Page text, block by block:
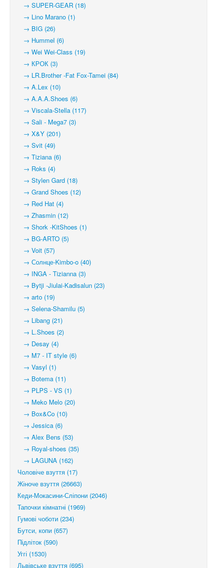
→ SUPER-GEAR (18)
→ Lino Marano (1)
→ BIG (26)
→ Hummel (6)
→ Wei Wei-Class (19)
→ КРОК (3)
→ LR.Brother -Fat Fox-Tamei (84)
→ A.Lex (10)
→ A.A.A.Shoes (6)
→ Viscala-Stella (117)
→ Sali - Mega7 (3)
→ X&Y (201)
→ Svit (49)
→ Tiziana (6)
→ Roks (4)
→ Stylen Gard (18)
→ Grand Shoes (12)
→ Red Hat (4)
→ Zhasmin (12)
→ Shork -KitShoes (1)
→ BG-ARTO (5)
→ Voit (57)
→ Солнце-Kimbo-o (40)
→ INGA - Tizianna (3)
→ Bytji -Jiulai-Kadisalun (23)
→ arto (19)
→ Selena-Shamilu (5)
→ Libang (21)
→ L.Shoes (2)
→ Desay (4)
→ M7 - IT style (6)
→ Vasyl (1)
→ Botema (11)
→ PLPS - VS (1)
→ Meko Melo (20)
→ Box&Co (10)
→ Jessica (6)
→ Alex Bens (53)
→ Royal-shoes (35)
→ LAGUNA (162)
Чоловіче взуття (17)
Жіноче взуття (26663)
Кеди-Мокасини-Сліпони (2046)
Тапочки кімнатні (1969)
Гумові чоботи (234)
Бутси, копи (657)
Підліток (590)
Уггі (1530)
Львівське взуття (695)